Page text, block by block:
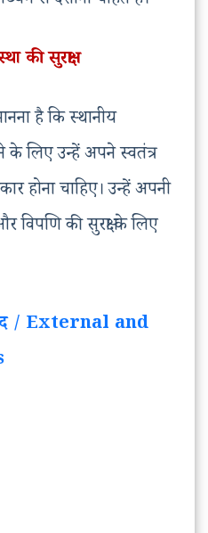
की सुरक्षा:
​​है कि स्थानीय
के लिए उन्हें अपने स्वतंत्र
होना चाहिए। उन्हें अपनी
विपणि की सुरक्षा के लिए
/ External and